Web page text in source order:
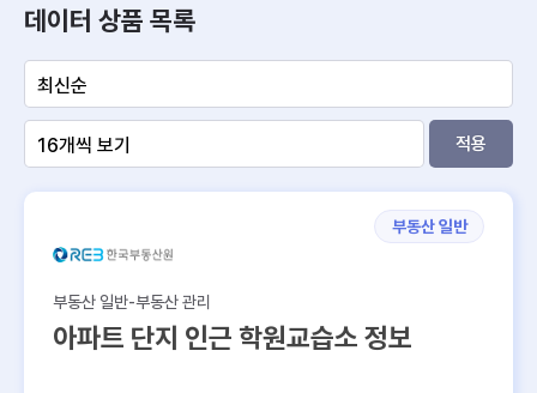
데이터 상품 목록
적용
부동산 일반
부동산 일반-부동산 관리
아파트 단지 인근 학원교습소 정보